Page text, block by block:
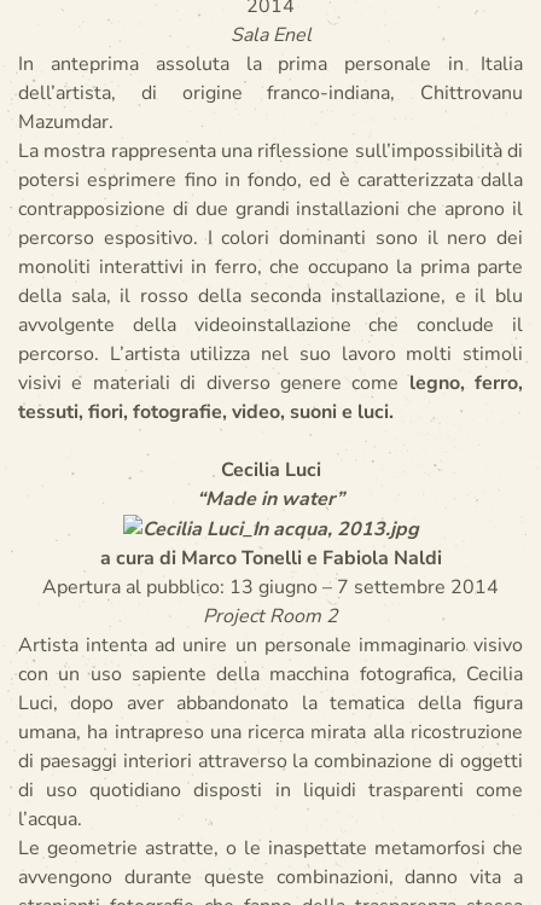
2014
Sala Enel
In anteprima assoluta la prima personale in Italia
dell’artista, di origine franco-indiana, Chittrovanu
Mazumdar.
La mostra rappresenta una riflessione sull’impossibilità di
potersi esprimere fino in fondo, ed è caratterizzata dalla
contrapposizione di due grandi installazioni che aprono il
percorso espositivo. I colori dominanti sono il nero dei
monoliti interattivi in ferro, che occupano la prima parte
della sala, il rosso della seconda installazione, e il blu
avvolgente della videoinstallazione che conclude il
percorso. L’artista utilizza nel suo lavoro molti stimoli
visivi e materiali di diverso genere come legno, ferro,
tessuti, fiori, fotografie, video, suoni e luci.
Cecilia Luci
“Made in water”
a cura di Marco Tonelli e Fabiola Naldi
Apertura al pubblico: 13 giugno – 7 settembre 2014
Project Room 2
Artista intenta ad unire un personale immaginario visivo
con un uso sapiente della macchina fotografica, Cecilia
Luci, dopo aver abbandonato la tematica della figura
umana, ha intrapreso una ricerca mirata alla ricostruzione
di paesaggi interiori attraverso la combinazione di oggetti
di uso quotidiano disposti in liquidi trasparenti come
l’acqua.
Le geometrie astratte, o le inaspettate metamorfosi che
avvengono durante queste combinazioni, danno vita a